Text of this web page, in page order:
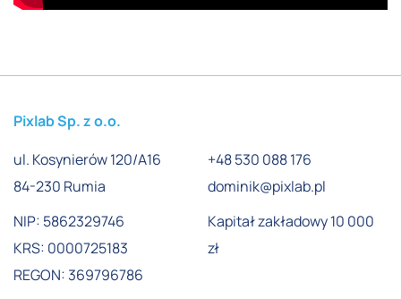
Pixlab Sp. z o.o.
ul. Kosynierów 120/A16
84-230 Rumia
+48 530 088 176
dominik@pixlab.pl
NIP: 5862329746
KRS: 0000725183
REGON: 369796786
Kapitał zakładowy 10 000
zł